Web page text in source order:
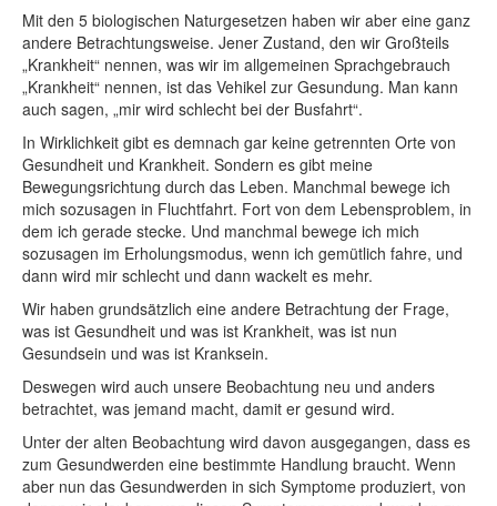
Mit den 5 biologischen Naturgesetzen haben wir aber eine ganz
andere Betrachtungsweise. Jener Zustand, den wir Großteils
„Krankheit“ nennen, was wir im allgemeinen Sprachgebrauch
„Krankheit“ nennen, ist das Vehikel zur Gesundung. Man kann
auch sagen, „mir wird schlecht bei der Busfahrt“.
In Wirklichkeit gibt es demnach gar keine getrennten Orte von
Gesundheit und Krankheit. Sondern es gibt meine
Bewegungsrichtung durch das Leben. Manchmal bewege ich
mich sozusagen in Fluchtfahrt. Fort von dem Lebensproblem, in
dem ich gerade stecke. Und manchmal bewege ich mich
sozusagen im Erholungsmodus, wenn ich gemütlich fahre, und
dann wird mir schlecht und dann wackelt es mehr.
Wir haben grundsätzlich eine andere Betrachtung der Frage,
was ist Gesundheit und was ist Krankheit, was ist nun
Gesundsein und was ist Kranksein.
Deswegen wird auch unsere Beobachtung neu und anders
betrachtet, was jemand macht, damit er gesund wird.
Unter der alten Beobachtung wird davon ausgegangen, dass es
zum Gesundwerden eine bestimmte Handlung braucht. Wenn
aber nun das Gesundwerden in sich Symptome produziert, von